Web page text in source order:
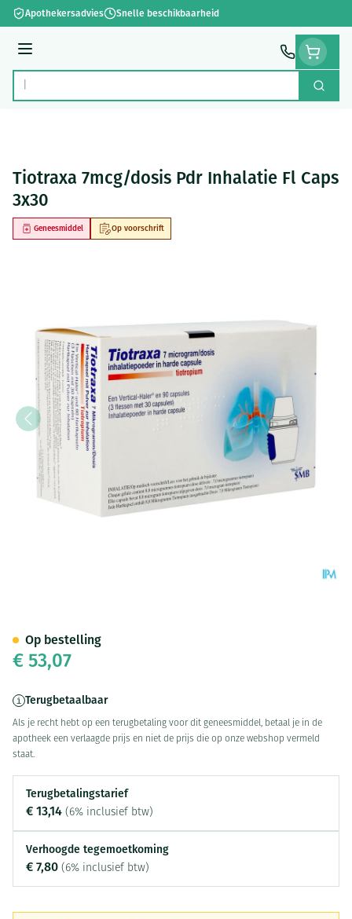
Ga naar de inhoud
Apothekersadvies Snelle beschikbaarheid
Menu
Product, merk, categorie... Zoek
Tiotraxa 7mcg/dosis Pdr Inhalatie Fl Caps
3x30
Op voorschrift
Geneesmiddel
€ 53,07
Terugbetaalbaar
Als je recht hebt op een terugbetaling voor dit geneesmiddel, betaal je in de
apotheek een verlaagde prijs en niet de prijs die op onze webshop vermeld
staat.
Terugbetalingstarief
€ 13,14 (6% inclusief btw)
Verhoogde tegemoetkoming
€ 7,80 (6% inclusief btw)
Op bestelling